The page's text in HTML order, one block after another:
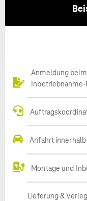
Anmeldung
Anfahrt
Montage und
Lieferung &